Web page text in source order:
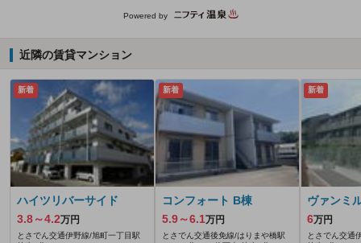
Powered by
近隣の賃貸マンション
新着
ハイツリバーサイド
3.8～4.2万円
とさでん交通伊野線/旭町一丁目駅
新着
コンフォート B棟
5.9～6.1万円
とさでん交通後免線/はりまや橋駅
新着
ヴァンミ
6万円
とさでん交通